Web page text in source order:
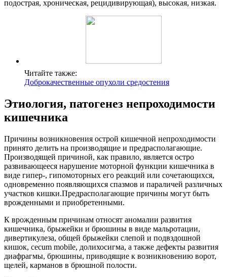
подострая, хроническая, рецидивирующая), высокая, низкая.
Читайте также:
Доброкачественные опухоли средостения
Этиология, патогенез непроходимости
кишечника
Причины возникновения острой кишечной непроходимости
принято делить на производящие и предрасполагающие.
Производящей причиной, как правило, является остро
развивающееся нарушение моторной функции кишечника в
виде гипер-, гипомоторных его реакций или сочетающихся,
одновременно появляющихся спазмов и параличей различных
участков кишки.Предрасполагающие причины могут быть
врожденными и приобретенными.
К врожденным причинам относят аномалии развития
кишечника, брыжейки и брюшины в виде мальротации,
дивертикулеза, общей брыжейки слепой и подвздошной
кишок, cecum mobile, долихосигма, а также дефекты развития
диафрагмы, брюшины, приводящие к возникновению ворот,
щелей, карманов в брюшной полости.